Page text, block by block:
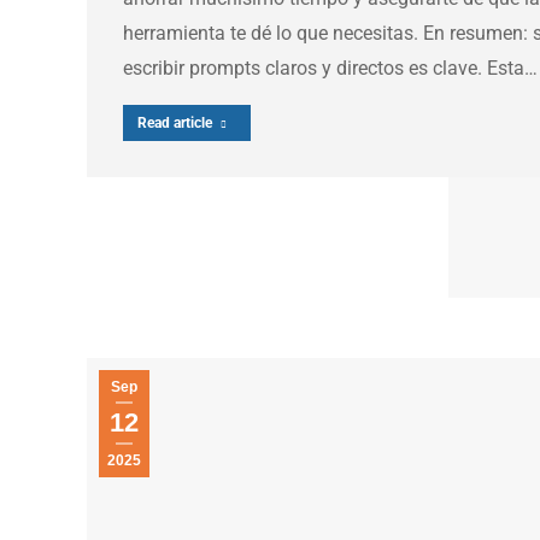
herramienta te dé lo que necesitas. En resumen:
escribir prompts claros y directos es clave. Esta…
Read article
Sep
12
2025